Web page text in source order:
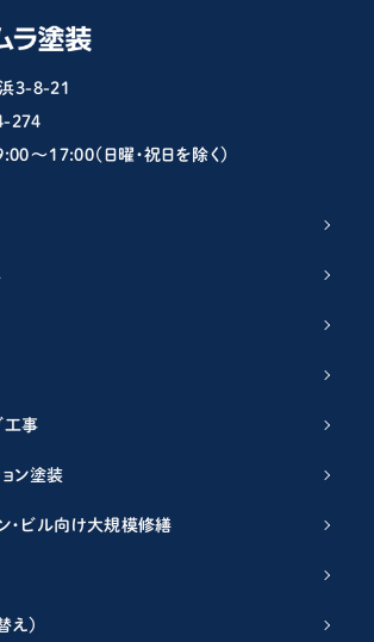
3-8-21
274
〜17:00（日曜・祝日を除く）
工事
ョン塗装
・ビル向け大規模修繕
え）